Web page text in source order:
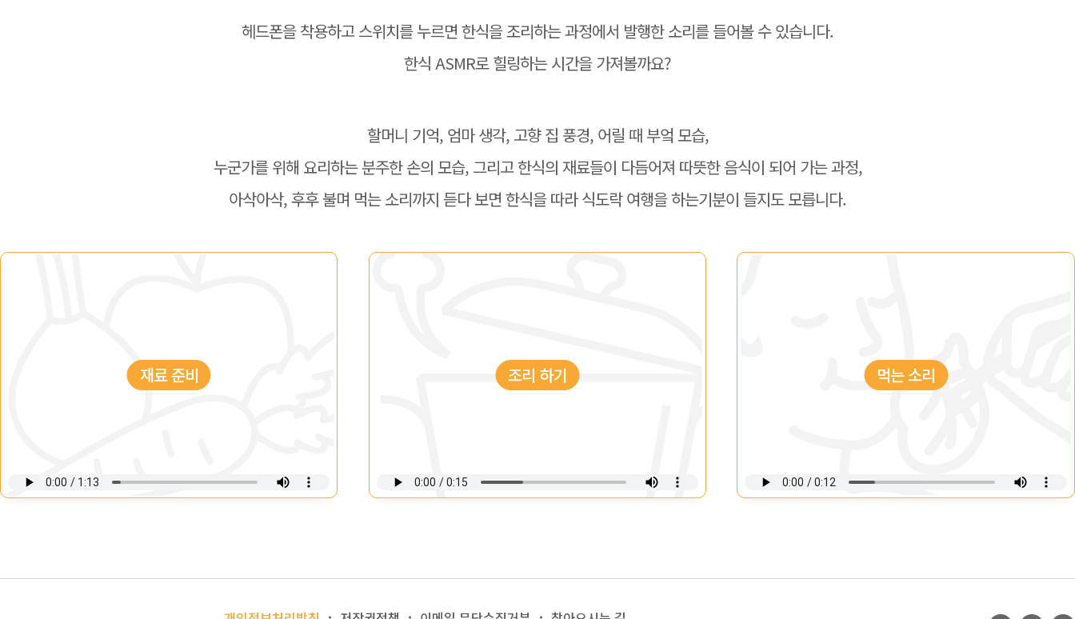
헤드폰을 착용하고 스위치를 누르면 한식을 조리하는 과정에서 발행한 소리를 들어볼 수 있습니다.
한식 ASMR로 힐링하는 시간을 가져볼까요?
할머니 기억, 엄마 생각, 고향 집 풍경, 어릴 때 부엌 모습,
누군가를 위해 요리하는 분주한 손의 모습, 그리고 한식의 재료들이 다듬어져 따뜻한 음식이 되어 가는 과정,
아삭아삭, 후후 불며 먹는 소리까지 듣다 보면 한식을 따라 식도락 여행을 하는기분이 들지도 모릅니다.
재료 준비 조리 하기 먹는 소리